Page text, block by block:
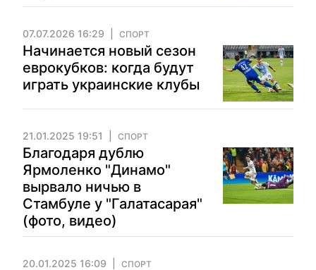
07.07.2026 16:29 СПОРТ
Начинается новый сезон
еврокубков: когда будут
играть украинские клубы
21.01.2025 19:51 СПОРТ
Благодаря дублю
Ярмоленко "Динамо"
вырвало ничью в
Стамбуле у "Галатасарая"
(фото, видео)
20.01.2025 16:09 СПОРТ